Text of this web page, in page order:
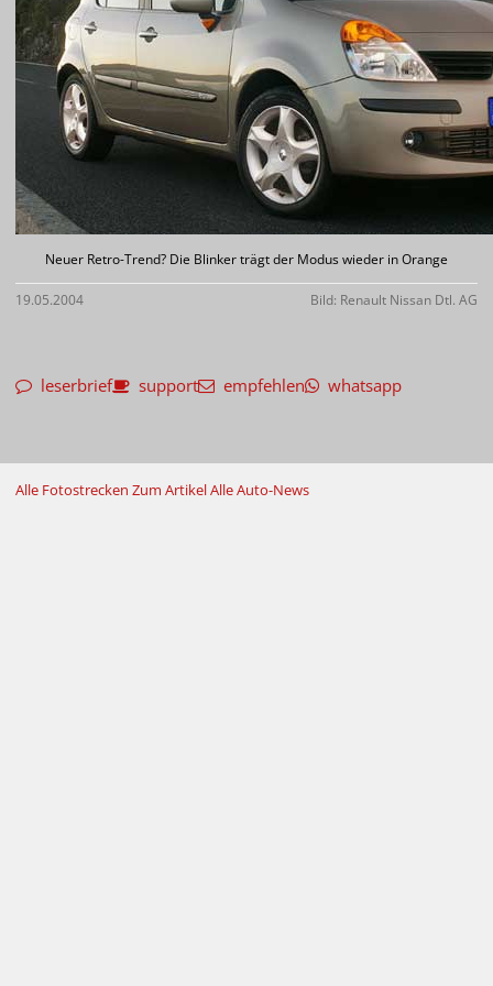
Neuer Retro-Trend? Die Blinker trägt der Modus wieder in Orange
19.05.2004 Bild: Renault Nissan Dtl. AG
leserbrief support empfehlen whatsapp
Alle Fotostrecken Zum ArtikelAlle Auto-News